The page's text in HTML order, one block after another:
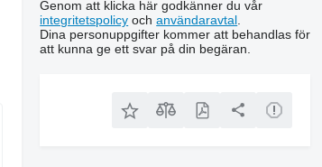
Genom att klicka här godkänner du vår
integritetspolicy ochanvändaravtal
Dina personuppgifter kommer att behandlas för
att kunna ge ett svar på din begäran.